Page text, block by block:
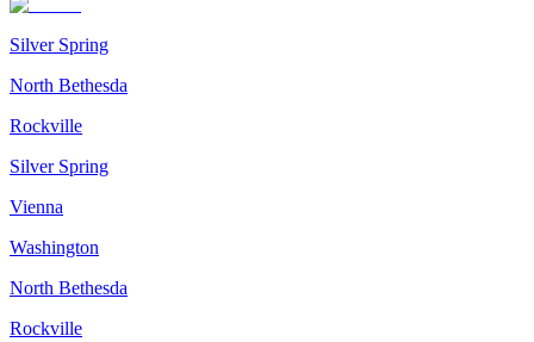
Silver Spring
North Bethesda
Rockville
Silver Spring
Vienna
Washington
North Bethesda
Rockville